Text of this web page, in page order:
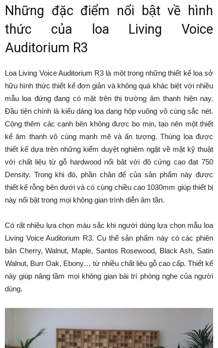
Những đặc điểm nổi bật về hình
thức của loa Living Voice
Auditorium R3
Loa Living Voice Auditorium R3 là một trong những thiết kế loa sở
hữu hình thức thiết kế đơn giản và không quá khác biệt với nhiều
mẫu loa đứng đang có mặt trên thị trường âm thanh hiện nay.
Đầu tiên chính là kiểu dáng loa dạng hộp vuông vô cùng sắc nét.
Cộng thêm các cạnh bên không được bo mịn, tạo nên một thiết
kế âm thanh vô cùng mạnh mẽ và ấn tượng. Thùng loa được
thiết kế dựa trên những kiểm duyệt nghiêm ngặt về mặt kỹ thuật
với chất liệu từ gỗ hardwood nổi bật với độ cứng cao đạt 750
Density. Trong khi đó, phần chân đế của sản phẩm này được
thiết kế rỗng bên dưới và có cùng chiều cao 1030mm giúp thiết bị
này nổi bật trong mọi không gian trình diễn âm tần.
Có rất nhiều lựa chọn màu sắc khi người dùng lựa chọn mẫu loa
Living Voice Auditorium R3. Cụ thể sản phẩm này có các phiên
bản Cherry, Walnut, Maple, Santos Rosewood, Black Ash, Satin
Walnut, Burr Oak, Ebony… từ nhiều chất liệu gỗ cao cấp. Thiết kế
này giúp nâng tầm mọi không gian bài trí phòng nghe của người
dùng.